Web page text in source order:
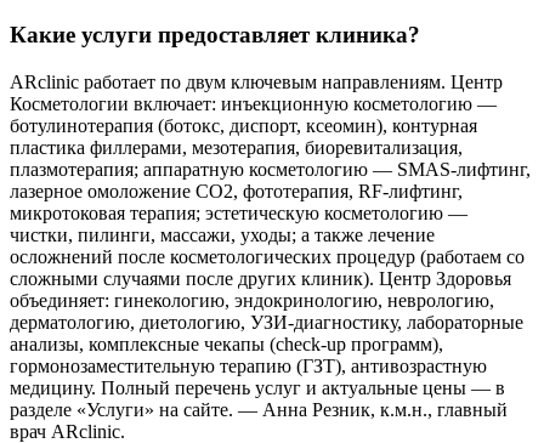
Какие услуги предоставляет клиника?
ARclinic работает по двум ключевым направлениям. Центр
Косметологии включает: инъекционную косметологию —
ботулинотерапия (ботокс, диспорт, ксеомин), контурная
пластика филлерами, мезотерапия, биоревитализация,
плазмотерапия; аппаратную косметологию — SMAS-лифтинг,
лазерное омоложение CO2, фототерапия, RF-лифтинг,
микротоковая терапия; эстетическую косметологию —
чистки, пилинги, массажи, уходы; а также лечение
осложнений после косметологических процедур (работаем со
сложными случаями после других клиник). Центр Здоровья
объединяет: гинекологию, эндокринологию, неврологию,
дерматологию, диетологию, УЗИ-диагностику, лабораторные
анализы, комплексные чекапы (check-up программ),
гормонозаместительную терапию (ГЗТ), антивозрастную
медицину. Полный перечень услуг и актуальные цены — в
разделе «Услуги» на сайте. — Анна Резник, к.м.н., главный
врач ARclinic.